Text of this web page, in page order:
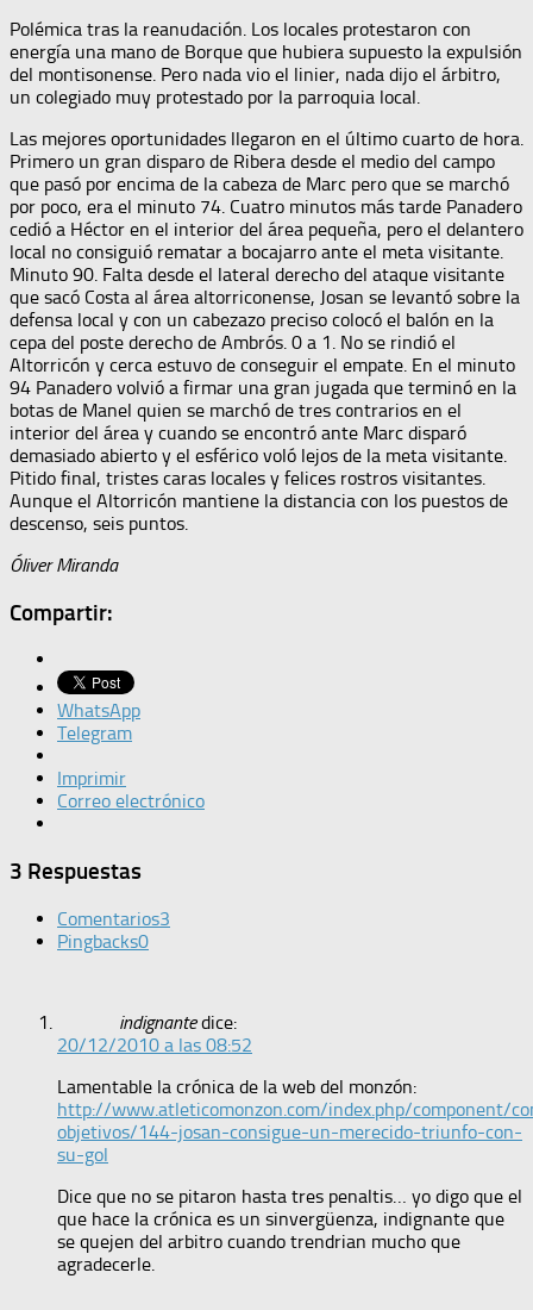
Polémica tras la reanudación. Los locales protestaron con
energía una mano de Borque que hubiera supuesto la expulsión
del montisonense. Pero nada vio el linier, nada dijo el árbitro,
un colegiado muy protestado por la parroquia local.
Las mejores oportunidades llegaron en el último cuarto de hora.
Primero un gran disparo de Ribera desde el medio del campo
que pasó por encima de la cabeza de Marc pero que se marchó
por poco, era el minuto 74. Cuatro minutos más tarde Panadero
cedió a Héctor en el interior del área pequeña, pero el delantero
local no consiguió rematar a bocajarro ante el meta visitante.
Minuto 90. Falta desde el lateral derecho del ataque visitante
que sacó Costa al área altorriconense, Josan se levantó sobre la
defensa local y con un cabezazo preciso colocó el balón en la
cepa del poste derecho de Ambrós. 0 a 1. No se rindió el
Altorricón y cerca estuvo de conseguir el empate. En el minuto
94 Panadero volvió a firmar una gran jugada que terminó en la
botas de Manel quien se marchó de tres contrarios en el
interior del área y cuando se encontró ante Marc disparó
demasiado abierto y el esférico voló lejos de la meta visitante.
Pitido final, tristes caras locales y felices rostros visitantes.
Aunque el Altorricón mantiene la distancia con los puestos de
descenso, seis puntos.
Óliver Miranda
Compartir:
WhatsApp
Telegram
Imprimir
Correo electrónico
3 Respuestas
Comentarios3
Pingbacks0
indignante dice:
20/12/2010 a las 08:52
Lamentable la crónica de la web del monzón:
http://www.atleticomonzon.com/index.php/component/
objetivos/144-josan-consigue-un-merecido-triunfo-con-
su-gol
Dice que no se pitaron hasta tres penaltis… yo digo que el
que hace la crónica es un sinvergüenza, indignante que
se quejen del arbitro cuando trendrian mucho que
agradecerle.